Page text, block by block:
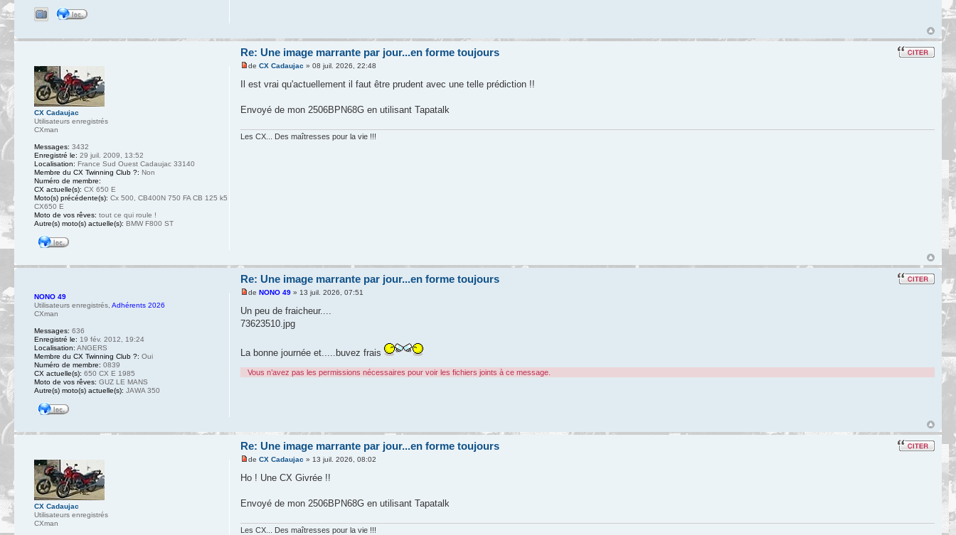
Re: Une image marrante par jour...en forme toujours
deCX Cadaujac » 08 juil. 2026, 22:48
Il est vrai qu'actuellement il faut être prudent avec une telle prédiction !!
Envoyé de mon 2506BPN68G en utilisant Tapatalk
Les CX... Des maîtresses pour la vie !!!
CX Cadaujac
Utilisateurs enregistrés
CXman
Messages: 3432
Enregistré le: 29 juil. 2009, 13:52
Localisation: France Sud Ouest Cadaujac 33140
Membre du CX Twinning Club ?: Non
Numéro de membre:
CX actuelle(s): CX 650 E
Moto(s) précédente(s): Cx 500, CB400N 750 FA CB 125 k5
CX650 E
Moto de vos rêves: tout ce qui roule !
Autre(s) moto(s) actuelle(s): BMW F800 ST
Re: Une image marrante par jour...en forme toujours
deNONO 49 » 13 juil. 2026, 07:51
Un peu de fraicheur....
73623510.jpg
La bonne journée et.....buvez frais
Vous n’avez pas les permissions nécessaires pour voir les fichiers joints à ce message.
NONO 49
Utilisateurs enregistrés Adhérents 2026
CXman
Messages: 636
Enregistré le: 19 fév. 2012, 19:24
Localisation: ANGERS
Membre du CX Twinning Club ?: Oui
Numéro de membre: 0839
CX actuelle(s): 650 CX E 1985
Moto de vos rêves: GUZ LE MANS
Autre(s) moto(s) actuelle(s): JAWA 350
Re: Une image marrante par jour...en forme toujours
deCX Cadaujac » 13 juil. 2026, 08:02
Ho ! Une CX Givrée !!
Envoyé de mon 2506BPN68G en utilisant Tapatalk
Les CX... Des maîtresses pour la vie !!!
CX Cadaujac
Utilisateurs enregistrés
CXman